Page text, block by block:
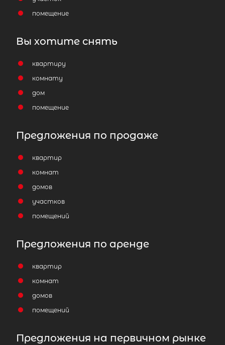
помещение
Вы хотите снять
квартиру
комнату
дом
помещение
Предложения по продаже
квартир
комнат
домов
участков
помещений
Предложения по аренде
квартир
комнат
домов
помещений
Предложения на первичном рынке